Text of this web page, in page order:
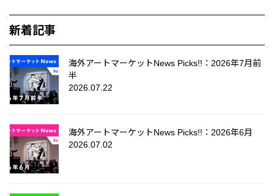
新着記事
海外アートマーケットNews Picks!!：2026年7月前
半
2026.07.22
海外アートマーケットNews Picks!!：2026年6月
2026.07.02